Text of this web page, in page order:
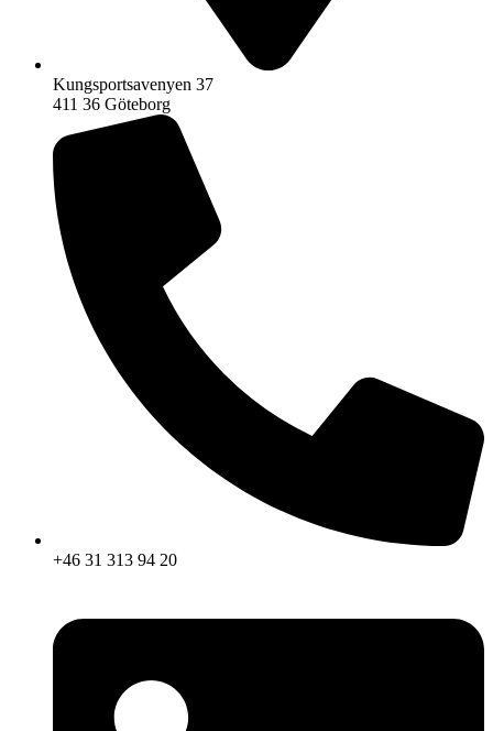
Kungsportsavenyen 37
411 36 Göteborg
+46 31 313 94 20